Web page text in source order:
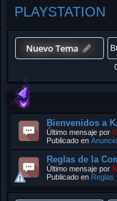
PLAYSTATION
Nuevo Tema
Bienvenidos a
Último mensaje por
Publicado en
Reglas de la
Último mensaje por
Publicado en Reglas